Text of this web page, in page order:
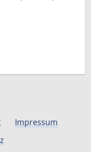
Impressum